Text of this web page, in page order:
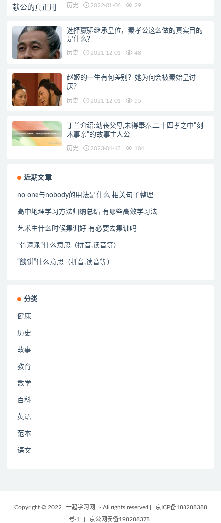
历史 2022-01-06 29
选择嬴驷继承皇位，秦孝公这么做的真实目的
是什么？
历史 2021-12-01 48
赵姬的一生有何差别？她为何会被秦始皇讨
厌？
历史 2021-12-01 55
丁兰介绍:幼丧父母,未得奉养,二十四孝之中”刻
木事亲”的故事主人公
历史 2023-04-13 104
近期文章
no one与nobody的用法是什么 相关句子整理
高中地理学习方法归纳总结 有哪些高效学习法
艺术生什么时候集训好 有必要去集训吗
“骨渌渌”什么意思（拼音,读音等）
“餤饼”什么意思（拼音,读音等）
分类
健康
历史
故事
教育
数学
百科
英语
范本
语文
Copyright © 2022 一起学习网 - All rights reserved
京ICP备188288388
号-1
京公网安备198288378